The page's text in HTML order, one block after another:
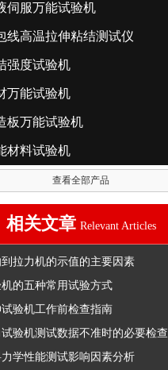
伺服万能试验机
线高温拉伸粘结测试仪
强度试验机
万能试验机
板万能试验机
材料试验机
查看全部产品
相关文章 Relevant Articles
拉力机的示值的主要因素
的五种常用试验方式
验机工作前检查指南
验机测试数据不准时的必要检查
学性能测试影响因素分析